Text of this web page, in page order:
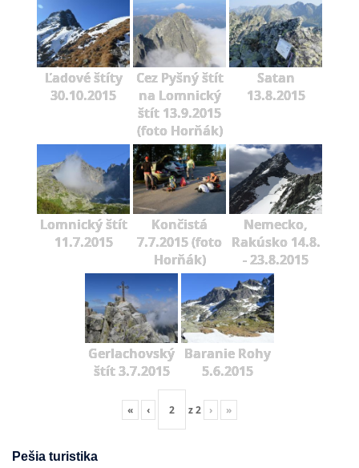
Ľadové štíty
30.10.2015
Cez Pyšný štít
na Lomnický
štít 13.9.2015
(foto Horňák)
Satan
13.8.2015
Lomnický štít
11.7.2015
Končistá
7.7.2015 (foto
Horňák)
Nemecko,
Rakúsko 14.8.
- 23.8.2015
Gerlachovský
štít 3.7.2015
Baranie Rohy
5.6.2015
« ‹ z2 › »
Pešia turistika